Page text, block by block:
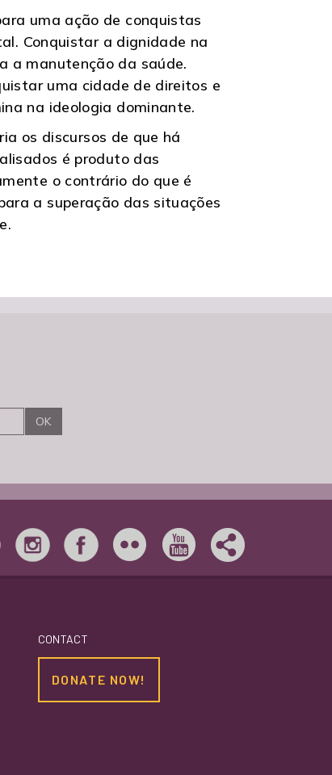
uma ação de conquistas
Conquistar a dignidade na
a manutenção da saúde.
uma cidade de direitos e
na ideologia dominante.
os discursos de que há
é produto das
o contrário do que é
a superação das situações
CONTACT
DONATE NOW!